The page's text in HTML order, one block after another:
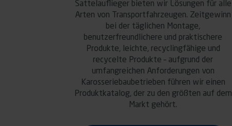
Sattelauflieger bieten wir Lösungen für alle
Arten von Transportfahrzeugen. Zeitgewinn
bei der täglichen Montage,
benutzerfreundlichere und praktischere
Produkte, leichte, recyclingfähige und
recycelte Produkte – aufgrund der
umfangreichen Anforderungen von
Karosseriebaubetrieben führen wir einen
Produktkatalog, der zu den größten auf dem
Markt gehört.